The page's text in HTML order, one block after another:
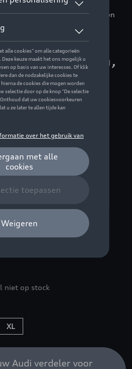
Collectie >Kleding >Mannen
jas, heren,
niet op stock
XL
Audi verdeler voor